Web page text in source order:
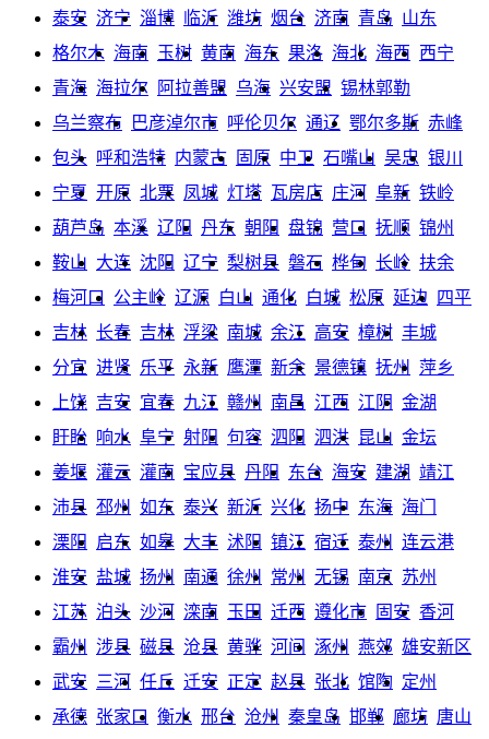
泰安 济宁 淄博 临沂 潍坊 烟台 济南 青岛 山东
格尔木 海南 玉树 黄南 海东 果洛 海北 海西 西宁
青海 海拉尔 阿拉善盟 乌海 兴安盟 锡林郭勒
乌兰察布
巴彦淖尔市 呼伦贝尔 通辽 鄂尔多斯 赤峰
包头 呼和浩特 内蒙古 固原 中卫 石嘴山 吴忠 银川
宁夏 开原 北票 凤城 灯塔 瓦房店 庄河 阜新 铁岭
葫芦岛 本溪 辽阳 丹东 朝阳 盘锦 营口 抚顺 锦州
鞍山 大连 沈阳 辽宁 梨树县 磐石 桦甸 长岭 扶余
梅河口
公主岭 辽源 白山 通化 白城 松原 延边
四平
吉林 长春 吉林 浮梁 南城 余江 高安 樟树 丰城
分宜 进贤 乐平 永新 鹰潭 新余 景德镇 抚州
萍乡
上饶 吉安 宜春 九江 赣州 南昌 江西 江阴 金湖
盱眙 响水 阜宁 射阳 句容 泗阳 泗洪 昆山 金坛
姜堰 灌云 灌南 宝应县 丹阳 东台 海安 建湖 靖江
沛县 邳州 如东 泰兴 新沂 兴化 扬中 东海 海门
溧阳
启东 如皋 大丰 沭阳 镇江 宿迁 泰州
连云港
淮安 盐城 扬州 南通 徐州 常州 无锡 南京 苏州
江苏 泊头 沙河 滦南 玉田 迁西 遵化市 固安 香河
霸州
涉县 磁县 沧县 黄骅 河间 涿州 燕郊 雄安新区
武安
三河 任丘 迁安 正定 赵县 张北 馆陶 定州
承德 张家口 衡水 邢台 沧州 秦皇岛 邯郸 廊坊 唐山